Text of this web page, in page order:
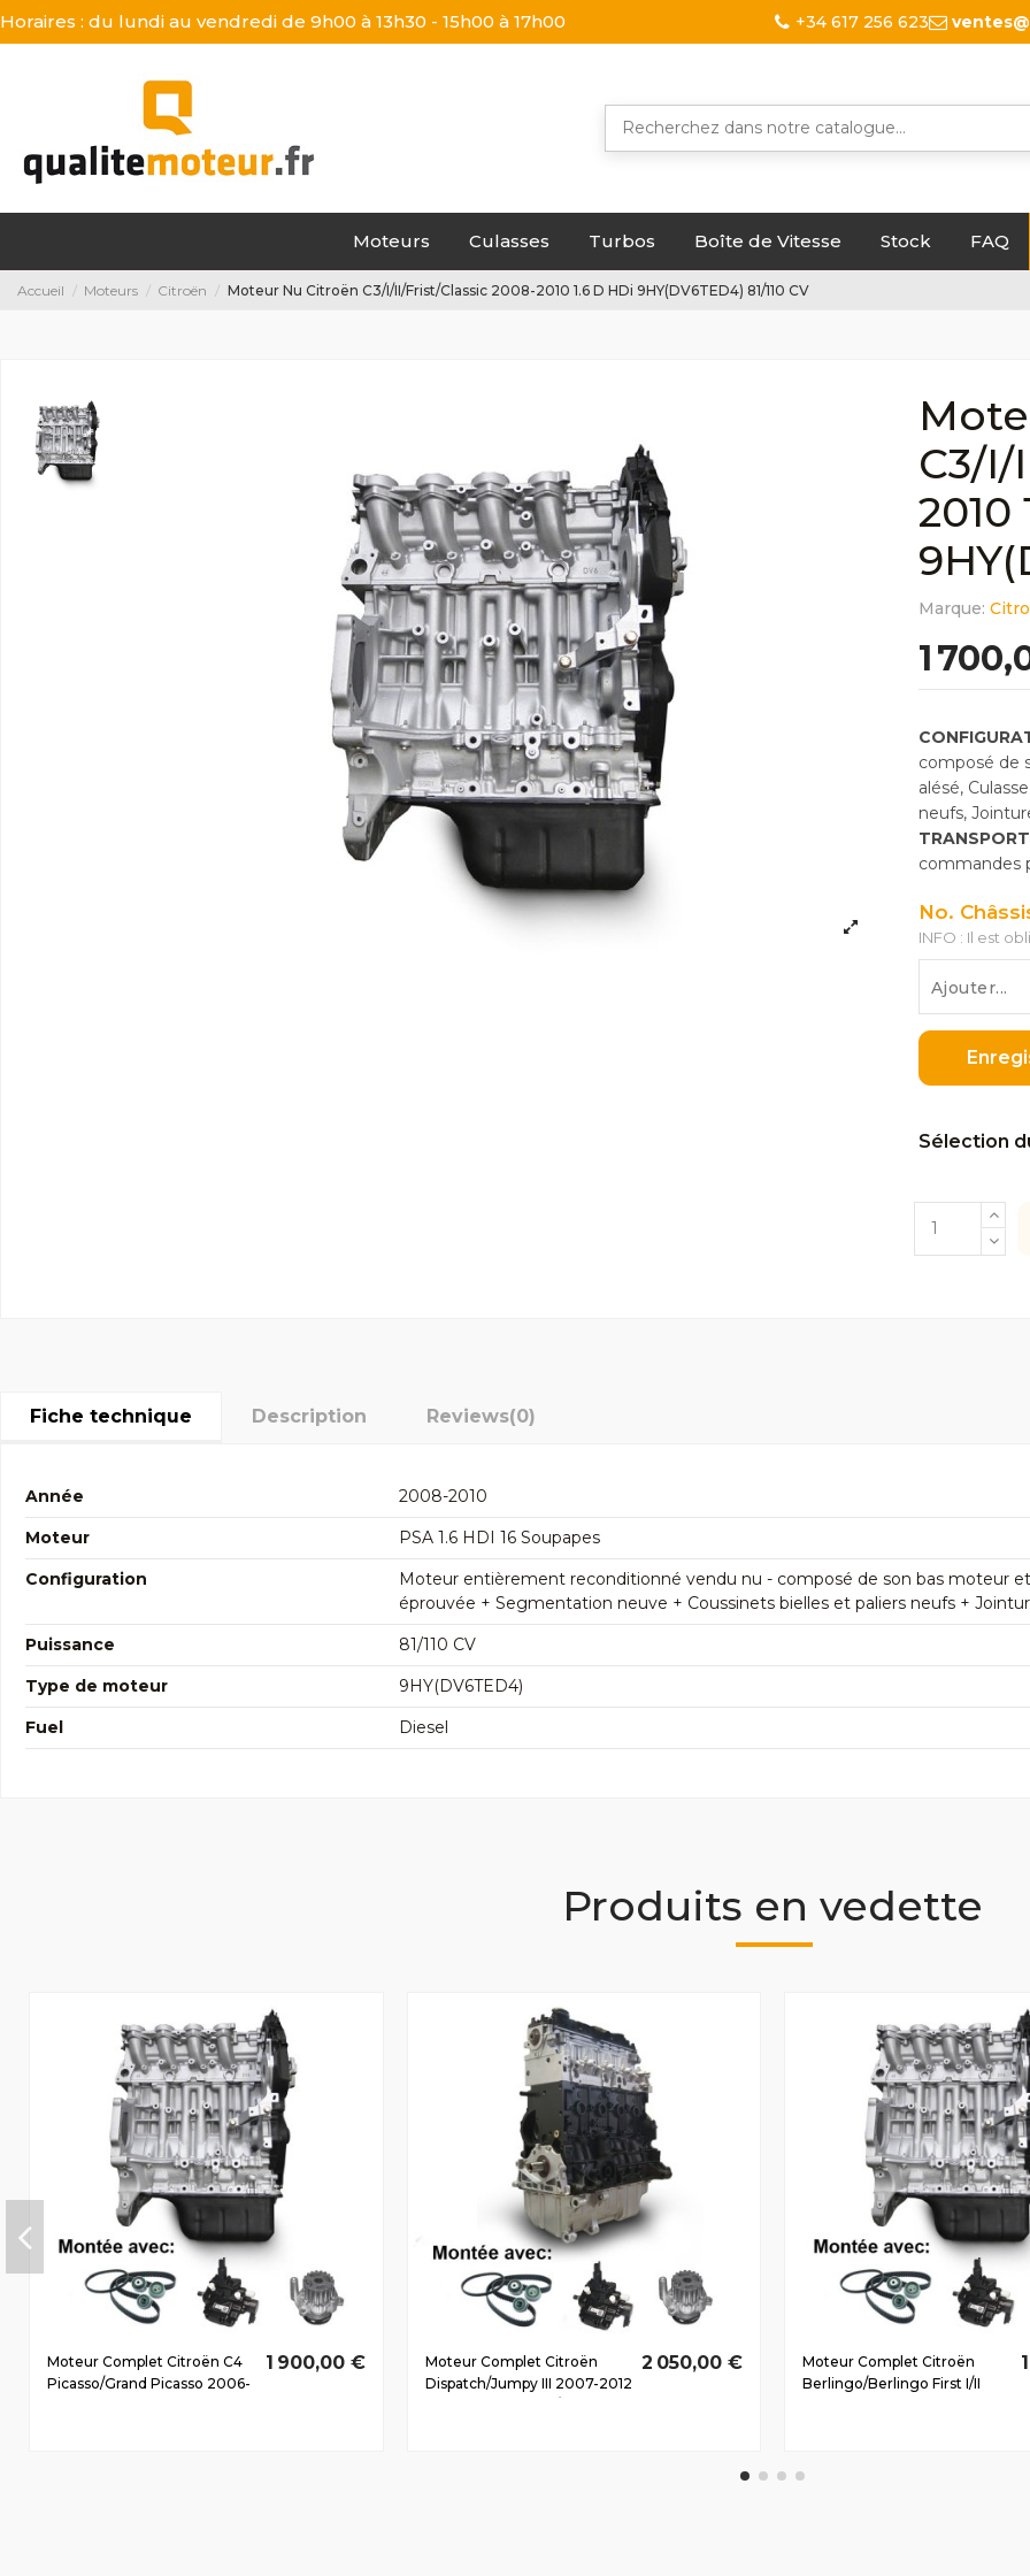
Horaires : du lundi au vendredi de 9h00 à 13h30 - 15h00 à 17h00 +34 617 256 623
Moteurs Culasses Turbos Boîte de Vitesse Stock FAQ
Accueil Moteurs Citroën Moteur Nu Citroën C3/I/II/Frist/Classic 2008-2010 1.6 D HDi 9HY(DV6TED4) 81/110 CV
C3/I/
2010
Marque:
1
composé de
alésé,
neufs,
commandes
No.
INFO : Il est
Sélection
Fiche technique Description Reviews(0)
Année
2008-2010
Moteur
PSA 1.6 HDI 16 Soupapes
Configuration
Moteur entièrement reconditionné vendu nu - composé de son bas moteur et
éprouvée + Segmentation neuve + Coussinets bielles et paliers neufs +
Puissance
81/110 CV
Type de moteur
9HY(DV6TED4)
Fuel
Diesel
Produits en vedette
Moteur Complet Citroën C4
Picasso/Grand Picasso 2006-
1 900,00 €
Moteur Complet Citroën
Dispatch/Jumpy III 2007-2012
2 050,00 €
Moteur Complet Citroën
Berlingo/Berlingo First I/II